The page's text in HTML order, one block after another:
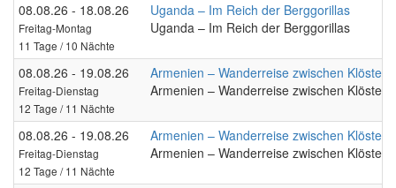
08.08.26 - 18.08.26
Freitag-Montag
11 Tage / 10 Nächte
Uganda – Im Reich der Berggorillas
Uganda – Im Reich der Berggorillas
08.08.26 - 19.08.26
Freitag-Dienstag
12 Tage / 11 Nächte
Armenien – Wanderreise zwischen
Armenien – Wanderreise zwischen
08.08.26 - 19.08.26
Freitag-Dienstag
12 Tage / 11 Nächte
Armenien – Wanderreise zwischen
Armenien – Wanderreise zwischen